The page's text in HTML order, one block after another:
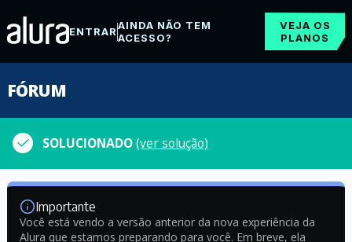
ENTRARAINDA NÃO TEM
ACESSO?
VEJA OS
PLANOS
FÓRUM
SOLUCIONADO(ver solução)
Importante
Você está vendo a versão anterior da nova experiência da
Alura que estamos preparando para você. Em breve, ela